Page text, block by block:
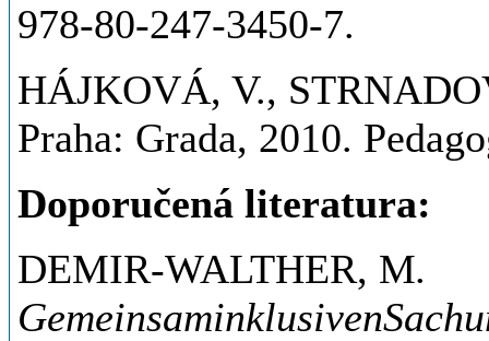
978-80-247-3450-7.
HÁJKOVÁ, V.,
Praha: Grada, 2010.
Doporučená literatura:
DEMIR-WALTHER, M.